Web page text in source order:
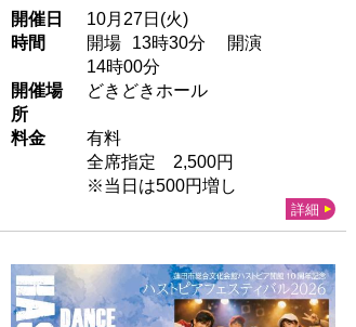
開催日
10月27日(火)
時間
開場 13時30分
開演
14時00分
開催場
所
どきどきホール
料金
有料
全席指定 2,500円
※当日は500円増し
詳細